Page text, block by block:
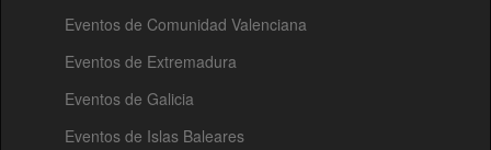
Eventos de Comunidad Valenciana
Eventos de Extremadura
Eventos de Galicia
Eventos de Islas Baleares